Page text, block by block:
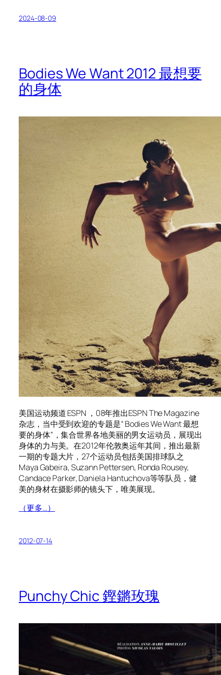
2024-08-09
Bodies We Want 2012 最想要
的身体
美国运动频道 ESPN ，08年推出ESPN The Magazine
杂志，当中受到欢迎的专题是“ Bodies We Want 最想
要的身体”，集合世界各地美丽的男女运动员，展现出
身体的力与美。在2012年伦敦奥运年其间，推出最新
一期的专题大片，27个运动员包括美国排球队之
Maya Gabeira, Suzann Pettersen, Ronda Rousey,
Candace Parker, Daniela Hantuchova等等队员，健
美的身材在摄影师的镜头下，唯美展现。
（更多…）
2012-07-14
Punchy Chic 鏗鏘玫瑰